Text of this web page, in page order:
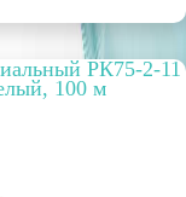
РК75-2-11
100 м